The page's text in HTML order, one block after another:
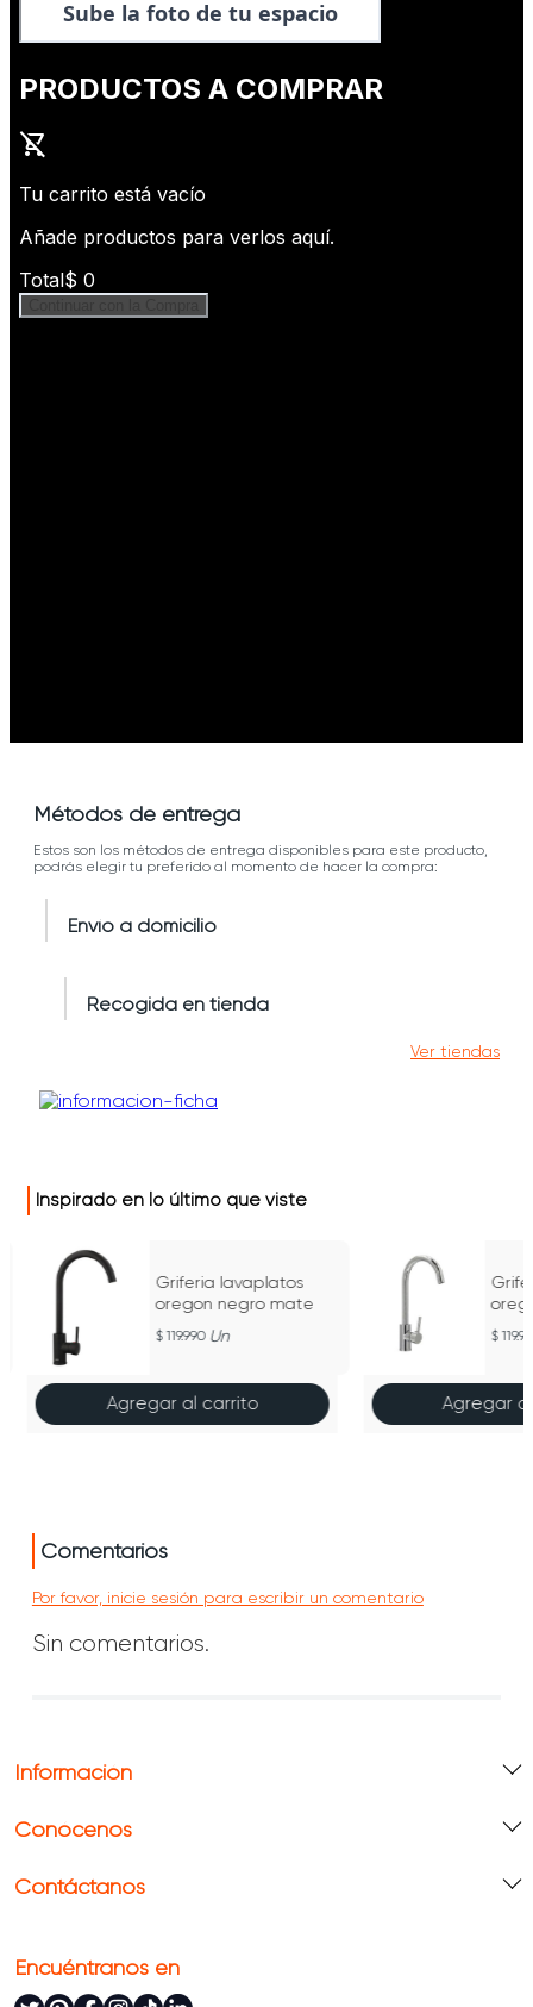
Métodos de entrega
Estos son los métodos de entrega disponibles para este producto,
podrás elegir tu preferido al momento de hacer la compra:
Envío a domicilio
Recogida en tienda
Ver tiendas
Inspirado en lo último que viste
Griferia lavaplatos
oregon negro mate
119.990 Un
Agregar al carrito Agregar
Comentarios
Por favor, inicie sesión para escribir un comentario
Sin comentarios.
Información
Conócenos
Contáctanos
Encuéntranos en